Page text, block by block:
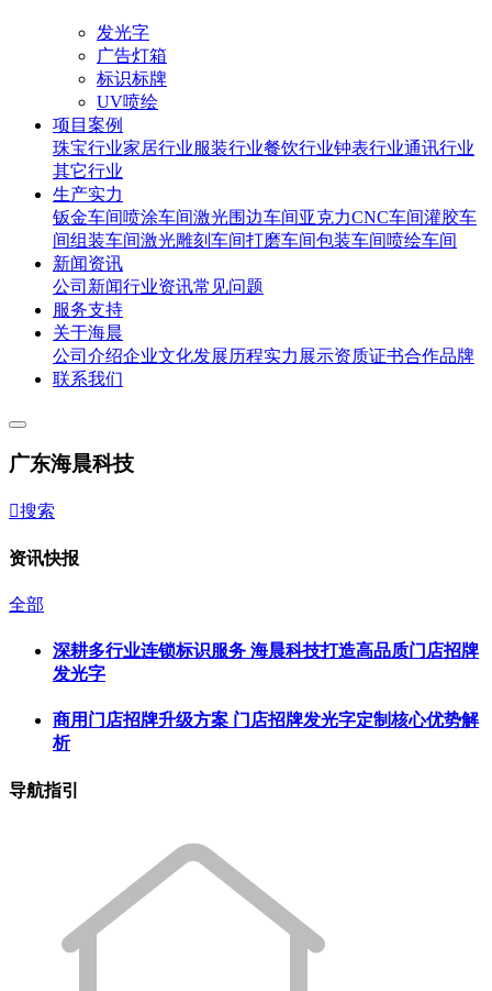
发光字
广告灯箱
标识标牌
UV喷绘
项目案例
珠宝行业家居行业服装行业餐饮行业钟表行业通讯行业
其它行业
生产实力
钣金车间喷涂车间激光围边车间亚克力CNC车间灌胶车
间组装车间激光雕刻车间打磨车间包装车间喷绘车间
新闻资讯
公司新闻行业资讯常见问题
服务支持
关于海晨
公司介绍企业文化发展历程实力展示资质证书合作品牌
联系我们
广东海晨科技
搜索
资讯快报
全部
深耕多行业连锁标识服务 海晨科技打造高品质门店招牌
发光字
商用门店招牌升级方案 门店招牌发光字定制核心优势解
析
导航指引